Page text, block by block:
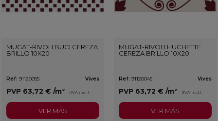
MUGAT-RIVOLI BUCI CEREZA
BRILLO 10X20
Ref: 91120055 Vives
PVP 63,72 € /m² (IVA incl.)
VER MÁS
MUGAT-RIVOLI HUCHETTE
CEREZA BRILLO 10X20
Ref: 91120045 Vives
PVP 63,72 € /m² (IVA incl.)
VER MÁS